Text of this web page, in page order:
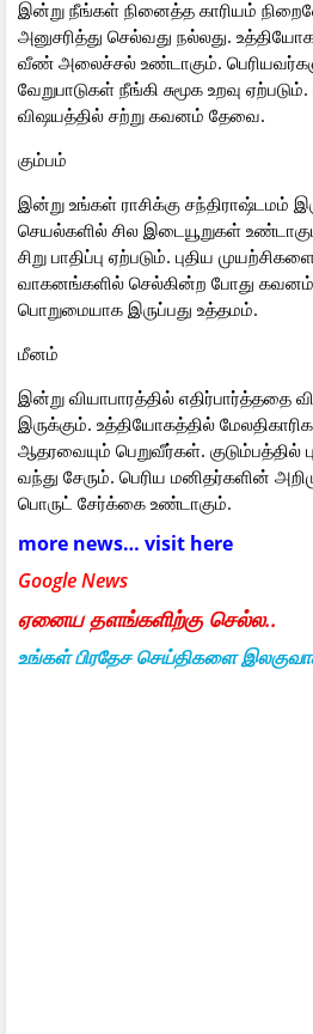
இன்று நீங்கள் நினைத்த காரியம்
அனுசரித்து செல்வது நல்லது.
வீண் அலைச்சல் உண்டாகும்.
வேறுபாடுகள் நீங்கி சுமூக உறவு
விஷயத்தில் சற்று கவனம் தேவை.
கும்பம்
இன்று உங்கள் ராசிக்கு சந்திராஷ்டமம்
செயல்களில் சில இடையூறுகள்
சிறு பாதிப்பு ஏற்படும். புதிய
வாகனங்களில் செல்கின்ற போது கவனம்
பொறுமையாக இருப்பது உத்தமம்.
மீனம்
இன்று வியாபாரத்தில் எதிர்பார்த்ததை
இருக்கும். உத்தியோகத்தில்
ஆதரவையும் பெறுவீர்கள். குடும்பத்தில்
வந்து சேரும். பெரிய மனிதர்களின்
பொருட் சேர்க்கை உண்டாகும்.
more news… visit here
Google News
ஏனைய தளங்களிற்கு செல்ல..
உங்கள் பிரதேச செய்திகளை